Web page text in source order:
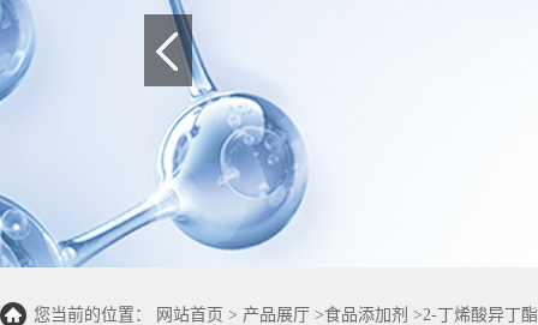
您当前的位置： 网站首页 > 产品展厅 >食品添加剂 >2-丁烯酸异丁